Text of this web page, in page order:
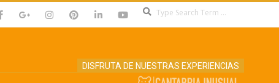
DISFRUTA DE NUESTRAS EXPERIENCIAS